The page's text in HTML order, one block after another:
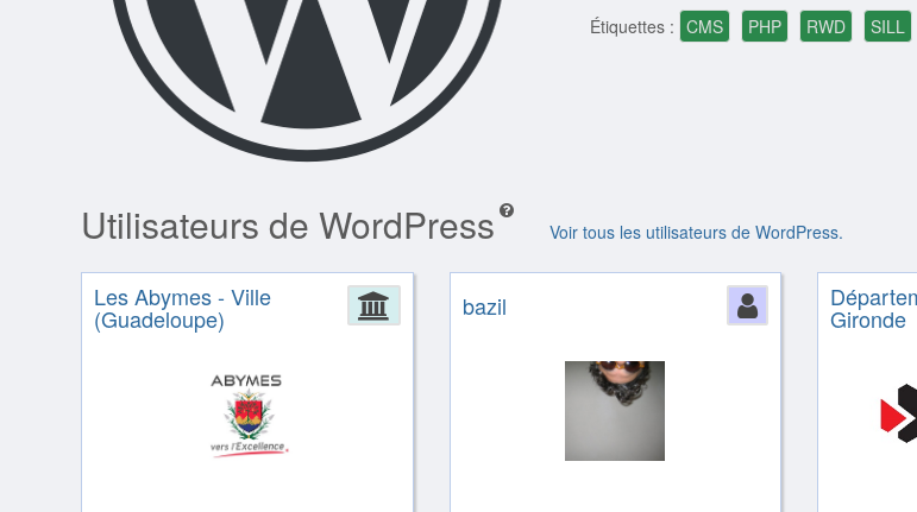
Étiquettes : CMS PHP RWD SILL
Utilisateurs de WordPress Voir tous les utilisateurs de WordPress.
Administration
Les Abymes - Ville
(Guadeloupe) Person
bazil Gironde